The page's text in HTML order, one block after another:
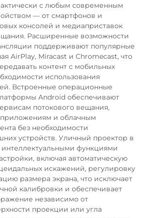
с любым современным
— от смартфонов и
консолей и медиаприставок
Расширенные возможности
поддерживают популярные
AirPlay, Miracast и Chromecast, что
контент с мобильных
использования
Встроенные операционные
Android обеспечивают
потокового вещания,
и облачным
без необходимости
устройств. Уличный проектор в
функциями
включая автоматическую
искажений, регулировку
размера экрана, что исключает
калибровки и обеспечивает
независимо от
проекции или угла